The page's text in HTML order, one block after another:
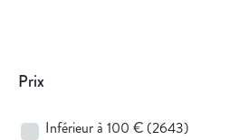
Prix
Inférieur à 100 € (2643)